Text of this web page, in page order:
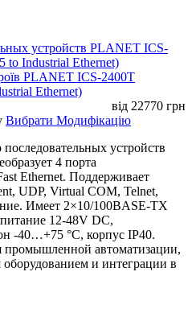
PLANET ICS-2400T
Ethernet)
від 22770 грн
Вибрати Модифікацію
устройств
4 порта
Ethernet. Поддерживает
UDP, Virtual COM, Telnet,
Имеет 2×10/100BASE-TX
12-48V DC,
-40…+75 °C, корпус IP40.
промышленной автоматизации,
оборудованием и интеграции в